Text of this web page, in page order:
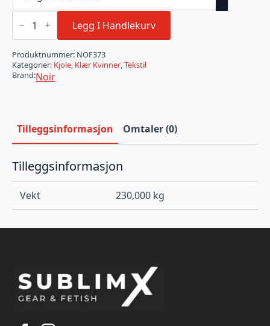
Onyx
Liquid
dress
antall
Legg I Handlekurv
Produktnummer: NOF373
Kategorier: Kjole Klær Kvinner Tekstil
Brand:Noir
Tilleggsinformasjon Omtaler (0)
Tilleggsinformasjon
Vekt 230,000 kg